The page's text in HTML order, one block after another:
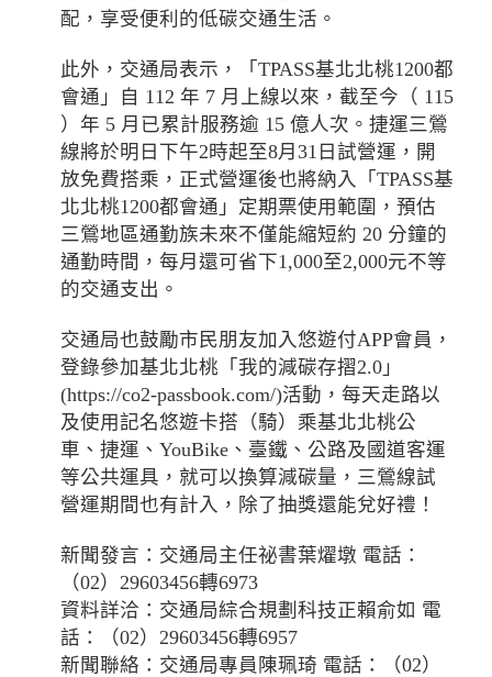
配，享受便利的低碳交通生活。
此外，交通局表示，「TPASS基北北桃1200都
會通」自 112 年 7 月上線以來，截至今（ 115
）年 5 月已累計服務逾 15 億人次。捷運三鶯
線將於明日下午2時起至8月31日試營運，開
放免費搭乘，正式營運後也將納入「TPASS基
北北桃1200都會通」定期票使用範圍，預估
三鶯地區通勤族未來不僅能縮短約 20 分鐘的
通勤時間，每月還可省下1,000至2,000元不等
的交通支出。
交通局也鼓勵市民朋友加入悠遊付APP會員，
登錄參加基北北桃「我的減碳存摺2.0」
(https://co2-passbook.com/)活動，每天走路以
及使用記名悠遊卡搭（騎）乘基北北桃公
車、捷運、YouBike、臺鐵、公路及國道客運
等公共運具，就可以換算減碳量，三鶯線試
營運期間也有計入，除了抽獎還能兌好禮！
新聞發言：交通局主任祕書葉燿墩 電話：
（02）29603456轉6973
資料詳洽：交通局綜合規劃科技正賴俞如 電
話：（02）29603456轉6957
新聞聯絡：交通局專員陳珮琦 電話：（02）